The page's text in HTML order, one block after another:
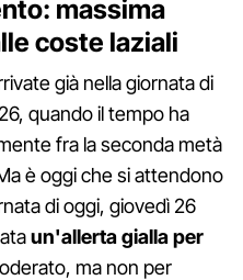
massima
coste laziali
già nella giornata di
quando il tempo ha
fra la seconda metà
è oggi che si attendono
di oggi, giovedì 26
un'allerta gialla per
ma non per